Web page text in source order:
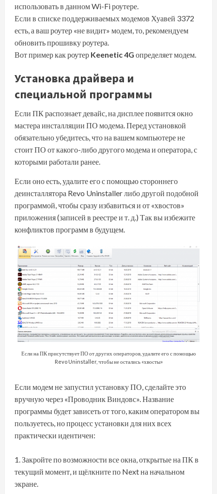
использовать в данном Wi-Fi роутере.
Если в списке поддерживаемых модемов Хуавей 3372
есть, а ваш роутер «не видит» модем, то, рекомендуем
обновить прошивку роутера.
Вот пример как роутер Keenetic 4G определяет модем.
Установка драйвера и
специальной программы
Если ПК распознает девайс, на дисплее появится окно
мастера инсталляции ПО модема. Перед установкой
обязательно убедитесь, что на вашем компьютере не
стоит ПО от какого-либо другого модема и оператора, с
которыми работали ранее.
Если оно есть, удалите его с помощью стороннего
деинсталлятора Revo Uninstaller либо другой подобной
программой, чтобы сразу избавиться и от «хвостов»
приложения (записей в реестре и т. д.) Так вы избежите
конфликтов программ в будущем.
Если на ПК присутствует ПО от других операторов, удалите его с помощью
Revo Uninstaller, чтобы не остались «хвосты»
Если модем не запустил установку ПО, сделайте это
вручную через «Проводник Виндовс». Название
программы будет зависеть от того, каким оператором вы
пользуетесь, но процесс установки для них всех
практически идентичен:
Закройте по возможности все окна, открытые на ПК в
текущий момент, и щёлкните по Next на начальном
экране.